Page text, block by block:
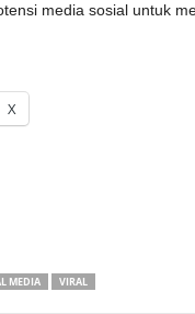
media sosial untuk
X
MEDIA VIRAL